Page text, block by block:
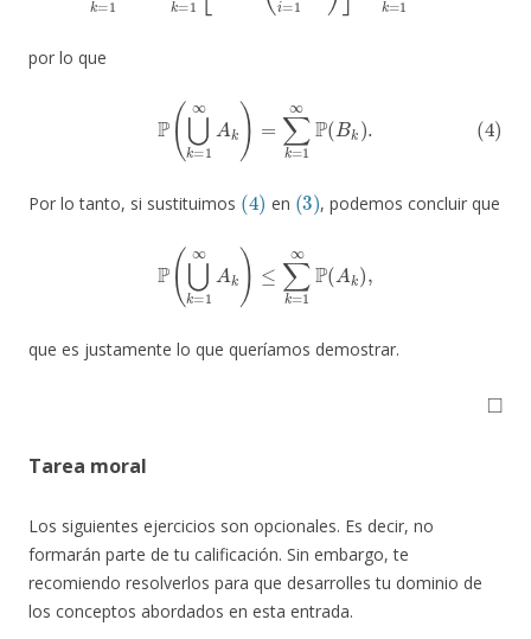
por lo que
⋃k= ∞A ∑k
Por lo tanto, si sustituimos
(4)
en
(3)
, podemos concluir que
⋃k =1 Ak k=
que es justamente lo que queríamos demostrar.
◻
Tarea moral
Los siguientes ejercicios son opcionales. Es decir, no
formarán parte de tu calificación. Sin embargo, te
recomiendo resolverlos para que desarrolles tu dominio de
los conceptos abordados en esta entrada.